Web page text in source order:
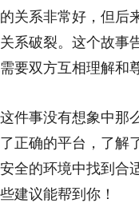
关系非常好，但后
系破裂。这个故事
要双方互相理解和
件事没有想象中那
正确的平台，了解
全的环境中找到合
建议能帮到你！